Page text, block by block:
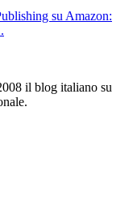
su Amazon:
il blog italiano su